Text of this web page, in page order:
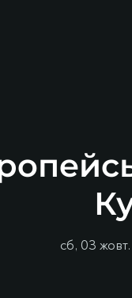
сб, 03 жовт.